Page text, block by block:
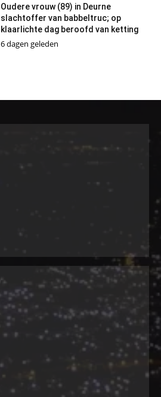
Oudere vrouw (89) in Deurne
slachtoffer van babbeltruc; op
klaarlichte dag beroofd van ketting
6 dagen geleden